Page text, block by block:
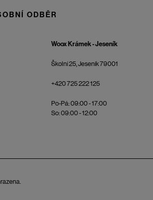
ODBĚR
Woox Krámek - Jeseník
Školní 25, Jeseník 79001
+420 725 222 125
Po-Pá: 09:00 - 17:00
So: 09:00 - 12:00